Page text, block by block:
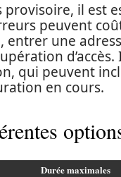
provisoire, il est
peuvent
entrer une
qui peuvent
en cours.
Durée maximales